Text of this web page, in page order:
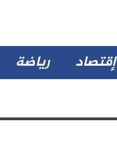
إقتصاد رياضة